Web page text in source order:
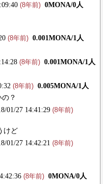
(8年前) 0MONA/0人
(8年前) 0.001MONA/1人
(8年前) 0.001MONA/1人
(8年前) 0.005MONA/1人
？
01/27 14:41:29 (8年前)
けど
01/27 14:42:21 (8年前)
(8年前) 0MONA/0人